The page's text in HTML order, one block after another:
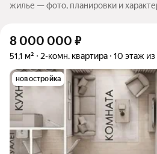
жилье — фото, планировки и
8 000 000 ₽
51,1 м² 2-комн. квартира 10 этаж из
новостройка